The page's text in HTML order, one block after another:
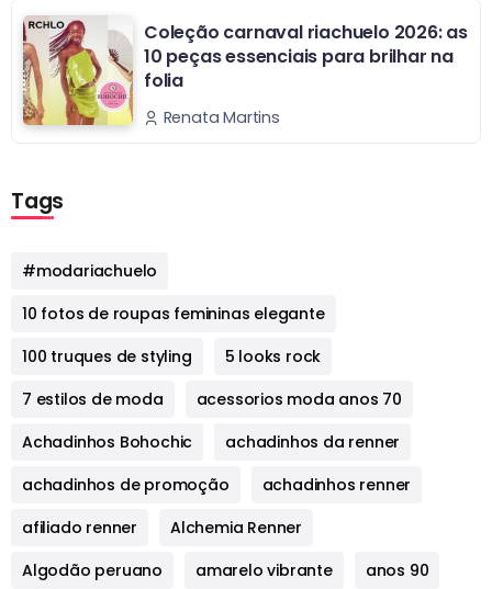
Coleção carnaval riachuelo 2026: as
10 peças essenciais para brilhar na
folia
Renata Martins
Tags
#modariachuelo
10 fotos de roupas femininas elegante
100 truques de styling
5 looks rock
7 estilos de moda
acessorios moda anos 70
Achadinhos Bohochic
achadinhos da renner
achadinhos de promoção
achadinhos renner
afiliado renner
Alchemia Renner
Algodão peruano
amarelo vibrante
anos 90